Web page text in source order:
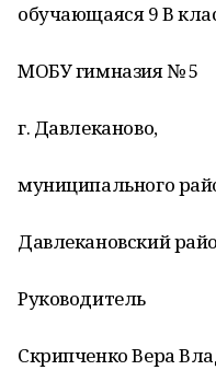
обучающаяся 9 В
МОБУ гимназия № 5
г. Давлеканово,
муниципального
Давлекановский
Руководитель
Скрипченко Вера